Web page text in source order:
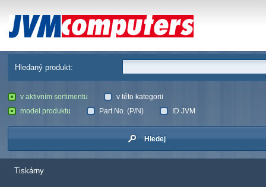
JVM Computers
Hledaný produkt:
v aktivním sortimentu
v této kategorii
model produktu
Part No. (P/N) ID JVM
Hledej
Tiskárny